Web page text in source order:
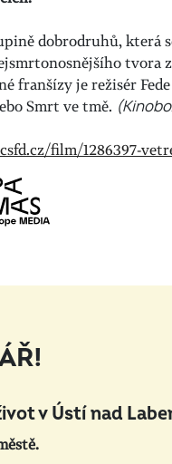
dobrodruhů, která
tvora
franšízy je režisér
Smrt ve tmě.
film/1286397-
v Ústí nad